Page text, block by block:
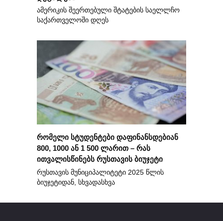
ამერიკის შეერთებული შტატების საელლჩო
საქართველოში დღეს
რომელი სტუდენტები დაფინანსდებიან
800, 1000 ან 1 500 ლარით – რას
ითვალისწინებს რუსთავის ბიუჯეტი
რუსთავის მუნიციპალიტეტი 2025 წლის
ბიუჯეტიდან, სხვადასხვა